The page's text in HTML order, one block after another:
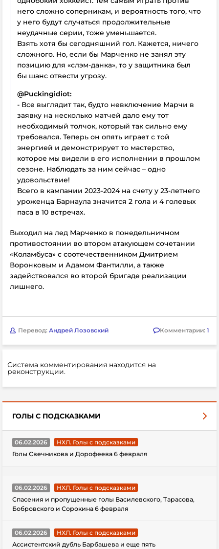
него сложно соперникам, и вероятность того, что
у него будут случаться продолжительные
неудачные серии, тоже уменьшается.
Взять хотя бы сегодняшний гол. Кажется, ничего
сложного. Но, если бы Марченко не занял эту
позицию для «слэм-данка», то у защитника был
бы шанс отвести угрозу.
@Puckingidiot:
- Все выглядит так, будто невключение Марчи в
заявку на несколько матчей дало ему тот
необходимый толчок, который так сильно ему
требовался. Теперь он опять играет с той
энергией и демонстрирует то мастерство,
которое мы видели в его исполнении в прошлом
сезоне. Наблюдать за ним сейчас – одно
удовольствие!
Всего в кампании 2023-2024 на счету у 23-летнего
уроженца Барнаула значится 2 гола и 4 голевых
паса в 10 встречах.
Выходил на лед Марченко в понедельничном
противостоянии во втором атакующем сочетании
«Коламбуса» с соотечественником Дмитрием
Воронковым и Адамом Фантилли, а также
задействовался во второй бригаде реализации
лишнего.
Перевод: Андрей Лозовский Комментарии: 1
Система комментирования находится на
реконструкции.
ГОЛЫ С ПОДСКАЗКАМИ
06.02.2026
НХЛ. Голы с подсказками
Голы Свечникова и Дорофеева 6 февраля
06.02.2026
НХЛ. Голы с подсказками
Спасения и пропущенные голы Василевского, Тарасова,
Бобровского и Сорокина 6 февраля
06.02.2026
НХЛ. Голы с подсказками
Ассистентский дубль Барбашева и еще пять